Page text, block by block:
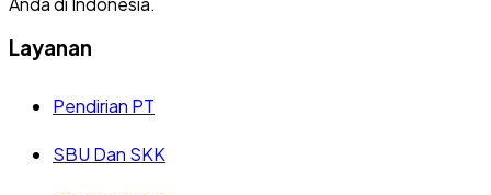
Layanan
Pendirian PT
SBU Dan SKK